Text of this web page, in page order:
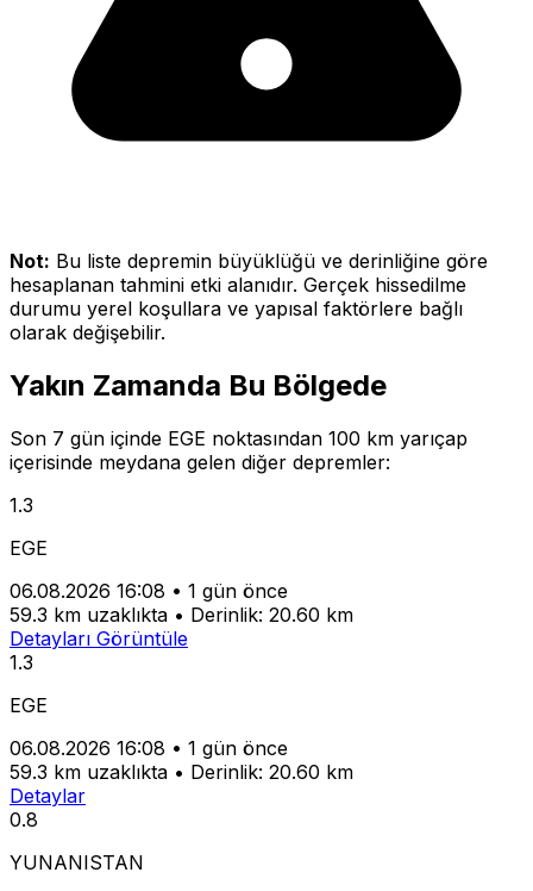
Not: Bu liste depremin büyüklüğü ve derinliğine göre
hesaplanan tahmini etki alanıdır. Gerçek hissedilme
durumu yerel koşullara ve yapısal faktörlere bağlı
olarak değişebilir.
Yakın Zamanda Bu Bölgede
Son 7 gün içinde EGE noktasından 100 km yarıçap
içerisinde meydana gelen diğer depremler:
1.3
EGE
06.08.2026 16:08 • 1 gün önce
59.3 km uzaklıkta • Derinlik: 20.60 km
Detayları Görüntüle
1.3
EGE
06.08.2026 16:08 • 1 gün önce
59.3 km uzaklıkta • Derinlik: 20.60 km
Detaylar
0.8
YUNANISTAN